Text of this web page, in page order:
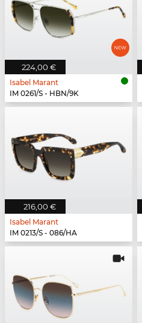
224,00 €
Isabel Marant
IM 0261/S - HBN/9K
216,00 €
Isabel Marant
IM 0213/S - 086/HA